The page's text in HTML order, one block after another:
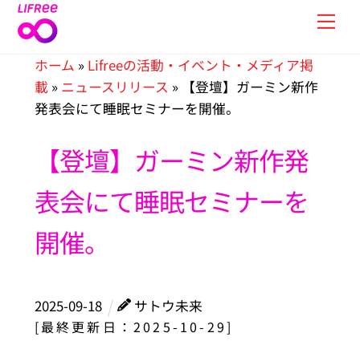
Skip
ホーム » Lifreeの活動・イベント・メディア掲
載 » ニュースリリース »【登壇】ガーミン新作
発表会にて睡眠セミナーを開催。
【登壇】ガーミン新作発
表会にて睡眠セミナーを
開催。
2025-09-18
サトウ未来
[最終更新日：2025-10-29]